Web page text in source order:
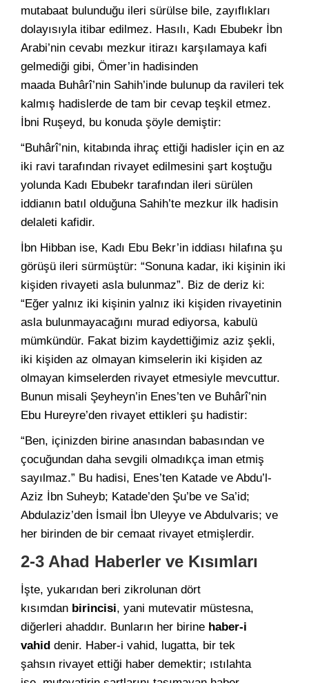
mutabaat bulunduğu ileri sürülse bile, zayıflıkları
dolayısıyla itibar edilmez. Hasılı, Kadı Ebubekr İbn
Arabi’nin cevabı mezkur itirazı karşılamaya kafi
gelmediği gibi, Ömer’in hadisinden
maada Buhârî’nin Sahih’inde bulunup da ravileri tek
kalmış hadislerde de tam bir cevap teşkil etmez.
İbni Ruşeyd, bu konuda şöyle demiştir:
“Buhârî’nin, kitabında ihraç ettiği hadisler için en az
iki ravi tarafından rivayet edilmesini şart koştuğu
yolunda Kadı Ebubekr tarafından ileri sürülen
iddianın batıl olduğuna Sahih’te mezkur ilk hadisin
delaleti kafidir.
İbn Hibban ise, Kadı Ebu Bekr’in iddiası hilafına şu
görüşü ileri sürmüştür: “Sonuna kadar, iki kişinin iki
kişiden rivayeti asla bulunmaz”. Biz de deriz ki:
“Eğer yalnız iki kişinin yalnız iki kişiden rivayetinin
asla bulunmayacağını murad ediyorsa, kabulü
mümkündür. Fakat bizim kaydettiğimiz aziz şekli,
iki kişiden az olmayan kimselerin iki kişiden az
olmayan kimselerden rivayet etmesiyle mevcuttur.
Bunun misali Şeyheyn’in Enes’ten ve Buhârî’nin
Ebu Hureyre’den rivayet ettikleri şu hadistir:
“Ben, içinizden birine anasından babasından ve
çocuğundan daha sevgili olmadıkça iman etmiş
sayılmaz.” Bu hadisi, Enes’ten Katade ve Abdu’l-
Aziz İbn Suheyb; Katade’den Şu’be ve Sa’id;
Abdulaziz’den İsmail İbn Uleyye ve Abdulvaris; ve
her birinden de bir cemaat rivayet etmişlerdir.
2-3 Ahad Haberler ve Kısımları
İşte, yukarıdan beri zikrolunan dört
kısımdan birincisi, yani mutevatir müstesna,
diğerleri ahaddır. Bunların her birine haber-i
vahid denir. Haber-i vahid, lugatta, bir tek
şahsın rivayet ettiği haber demektir; ıstılahta